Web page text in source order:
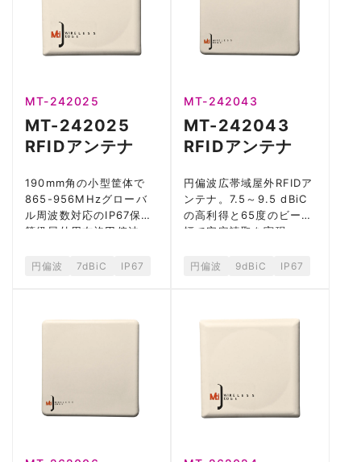
MT-242025
MT-242025
RFIDアンテナ
190mm角の小型筐体で
865-956MHzグローバ
ル周波数対応のIP67保護
等級屋外用右旋円偏波
円偏波 7dBiC IP67
MT-242043
MT-242043
RFIDアンテナ
円偏波広帯域屋外RFIDア
ンテナ。7.5～9.5 dBiC
の高利得と65度のビーム
幅で安定読取を実現。
円偏波 9dBiC IP67